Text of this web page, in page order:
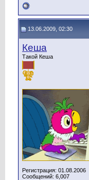
13.06.2009, 02:30
Кеша
Такой Кеша
Регистрация: 01.08.2006
Сообщений: 6,007